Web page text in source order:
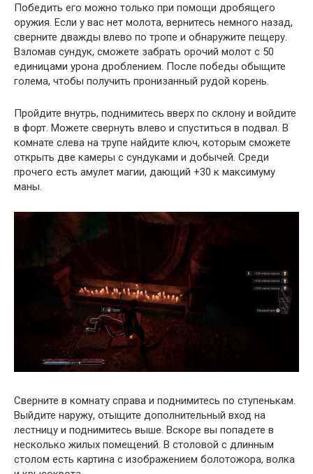
Победить его можно только при помощи дробящего
оружия. Если у вас нет молота, вернитесь немного назад,
сверните дважды влево по тропе и обнаружите пещеру.
Взломав сундук, сможете забрать орочий молот с 50
единицами урона дроблением. После победы обыщите
голема, чтобы получить пронизанный рудой корень.
Пройдите внутрь, поднимитесь вверх по склону и войдите
в форт. Можете свернуть влево и спуститься в подвал. В
комнате слева на трупе найдите ключ, которым сможете
открыть две камеры с сундуками и добычей. Среди
прочего есть амулет магии, дающий +30 к максимуму
маны.
Сверните в комнату справа и поднимитесь по ступенькам.
Выйдите наружу, отыщите дополнительный вход на
лестницу и поднимитесь выше. Вскоре вы попадете в
несколько жилых помещений. В столовой с длинным
столом есть картина с изображением болотожора, волка